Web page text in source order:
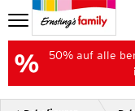
50% auf alle